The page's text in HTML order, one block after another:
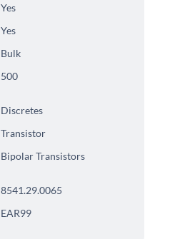
Yes
Yes
Bulk
500
Discretes
Transistor
Bipolar Transistors
8541.29.0065
EAR99